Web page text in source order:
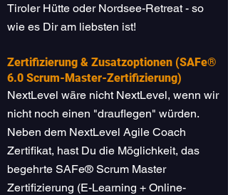
Tiroler Hütte oder Nordsee-Retreat - so
wie es Dir am liebsten ist!
Zertifizierung & Zusatzoptionen (SAFe®
6.0 Scrum-Master-Zertifizierung)
NextLevel wäre nicht NextLevel, wenn wir
nicht noch einen "drauflegen" würden.
Neben dem NextLevel Agile Coach
Zertifikat, hast Du die Möglichkeit, das
begehrte SAFe® Scrum Master
Zertifizierung (E-Learning + Online-